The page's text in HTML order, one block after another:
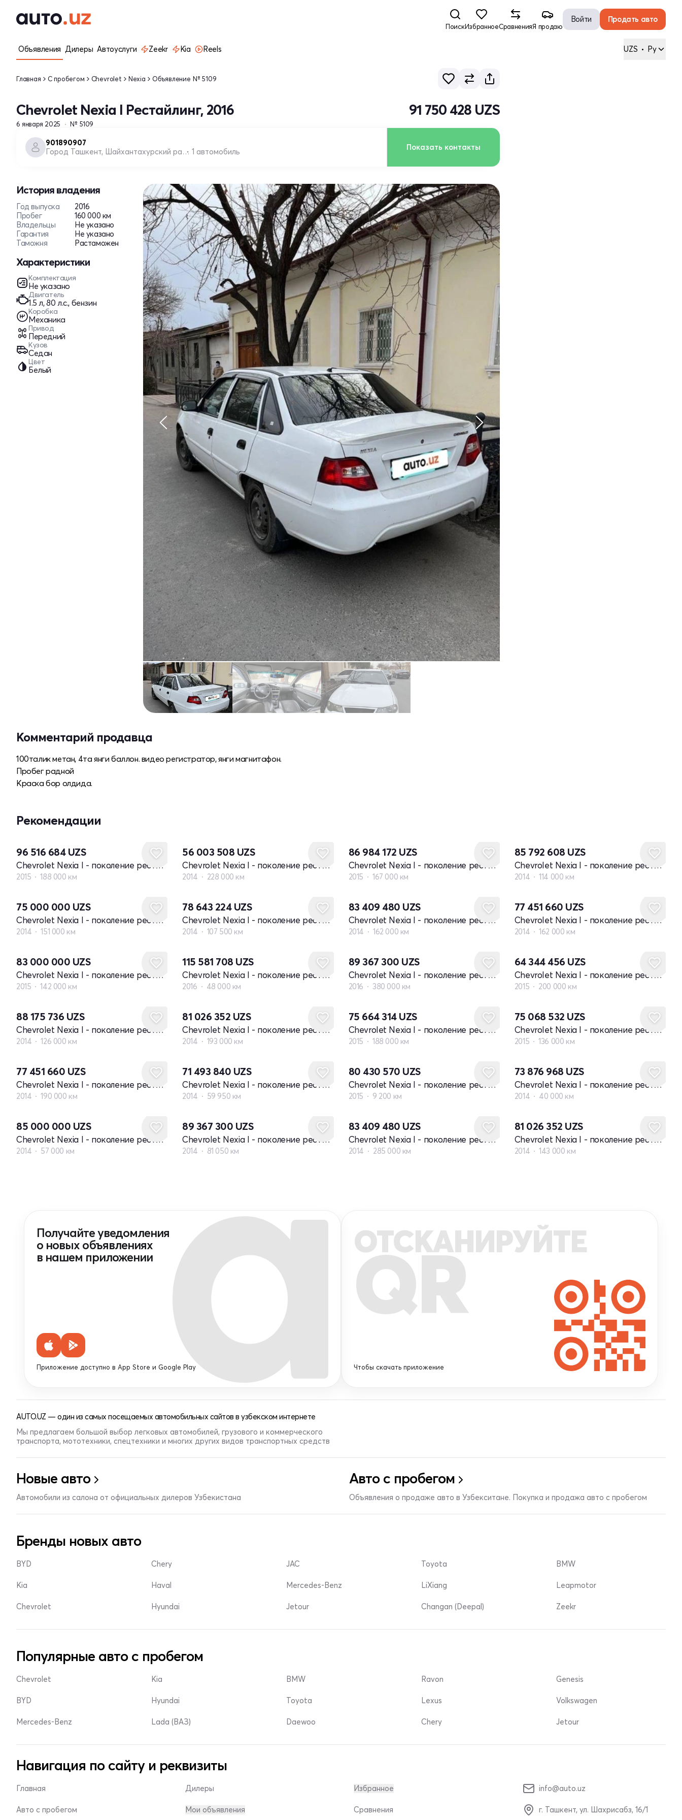
ПоискИзбранноеСравненияЯ продаю
Войти Продать авто
Объявления Дилеры Автоуслуги Zeekr Kia Reels UZS • Ру
Главная С пробегом Chevrolet Nexia Объявление № 5109
Chevrolet Nexia I Рестайлинг, 2016
6 января 2025 № 5109
91 750 428 UZS
901890907
Город Ташкент, Шайхантахурский район 1 автомобиль Показать контакты
История владения
Год выпуска
2016
Пробег
160 000 км
Владельцы
Не указано
Гарантия
Не указано
Таможня
Растаможен
Характеристики
Комплектация
Не указано
Двигатель
1.5 л, 80 л.с., бензин
Коробка
Механика
Привод
Передний
Кузов
Седан
Цвет
Белый
Комментарий продавца
100талик метан, 4та янги баллон. видео регистратор, янги магнитафон.
Пробег радной
Краска бор олдида.
Рекомендации
96 516 684 UZS
Chevrolet Nexia I - поколение рестайлинг
2015 188 000 км
56 003 508 UZS
Chevrolet Nexia I - поколение рестайлинг
2014 228 000 км
86 984 172 UZS
Chevrolet Nexia I - поколение рестайлинг
2015 167 000 км
85 792 608 UZS
Chevrolet Nexia I - поколение рестайлинг
2014 114 000 км
75 000 000 UZS
Chevrolet Nexia I - поколение рестайлинг
2014 151 000 км
78 643 224 UZS
Chevrolet Nexia I - поколение рестайлинг
2014 107 500 км
83 409 480 UZS
Chevrolet Nexia I - поколение рестайлинг
2014 162 000 км
77 451 660 UZS
Chevrolet Nexia I - поколение рестайлинг
2014 162 000 км
83 000 000 UZS
Chevrolet Nexia I - поколение рестайлинг
2015 142 000 км
115 581 708 UZS
Chevrolet Nexia I - поколение рестайлинг
2016 48 000 км
89 367 300 UZS
Chevrolet Nexia I - поколение рестайлинг
2016 380 000 км
64 344 456 UZS
Chevrolet Nexia I - поколение рестайлинг
2015 200 000 км
88 175 736 UZS
Chevrolet Nexia I - поколение рестайлинг
2014 126 000 км
81 026 352 UZS
Chevrolet Nexia I - поколение рестайлинг
2014 193 000 км
75 664 314 UZS
Chevrolet Nexia I - поколение рестайлинг
2015 188 000 км
75 068 532 UZS
Chevrolet Nexia I - поколение рестайлинг
2015 136 000 км
77 451 660 UZS
Chevrolet Nexia I - поколение рестайлинг
2014 190 000 км
71 493 840 UZS
Chevrolet Nexia I - поколение рестайлинг
2014 59 950 км
80 430 570 UZS
Chevrolet Nexia I - поколение рестайлинг
2015 9 200 км
73 876 968 UZS
Chevrolet Nexia I - поколение рестайлинг
2014 40 000 км
85 000 000 UZS
Chevrolet Nexia I - поколение рестайлинг
2014 57 000 км
89 367 300 UZS
Chevrolet Nexia I - поколение рестайлинг
2014 81 050 км
83 409 480 UZS
Chevrolet Nexia I - поколение рестайлинг
2014 285 000 км
81 026 352 UZS
Chevrolet Nexia I - поколение рестайлинг
2014 143 000 км
Получайте уведомления
о новых объявлениях
в нашем приложении
Приложение доступно в App Store и Google Play
ОТСКАНИРУЙТЕ
QR
Чтобы скачать приложение
AUTO.UZ — один из самых посещаемых автомобильных сайтов в узбекском интернете
Мы предлагаем большой выбор легковых автомобилей, грузового и коммерческого
транспорта, мототехники, спецтехники и многих других видов транспортных средств
Новые авто
Автомобили из салона от официальных дилеров Узбекистана
Авто с пробегом
Объявления о продаже авто в Узбекситане. Покупка и продажа авто с пробегом
Бренды новых авто
BYD
Kia
Chevrolet
Chery
Haval
Hyundai
JAC
Mercedes-Benz
Jetour
Toyota
LiXiang
Changan (Deepal)
BMW
Leapmotor
Zeekr
Популярные авто с пробегом
Chevrolet
BYD
Mercedes-Benz
Kia
Hyundai
Lada (ВАЗ)
BMW
Toyota
Daewoo
Ravon
Lexus
Chery
Genesis
Volkswagen
Jetour
Навигация по сайту и реквизиты
Главная
Авто с пробегом
Дилеры
Мои объявления
Избранное
Сравнения
info@auto.uz
г. Ташкент, ул. Шахрисабз, 16/1